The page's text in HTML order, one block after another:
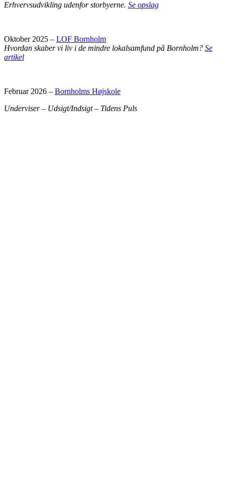
Erhvervsudvikling udenfor storbyerne. Se opslag
Oktober 2025 – LOF Bornholm
Hvordan skaber vi liv i de mindre lokal­samfund på Bornholm? Se
artikel
Februar 2026 – Bornholms Højskole
Underviser – Udsigt/Indsigt – Tidens Puls